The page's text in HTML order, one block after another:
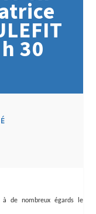
30
à de nombreux égards le